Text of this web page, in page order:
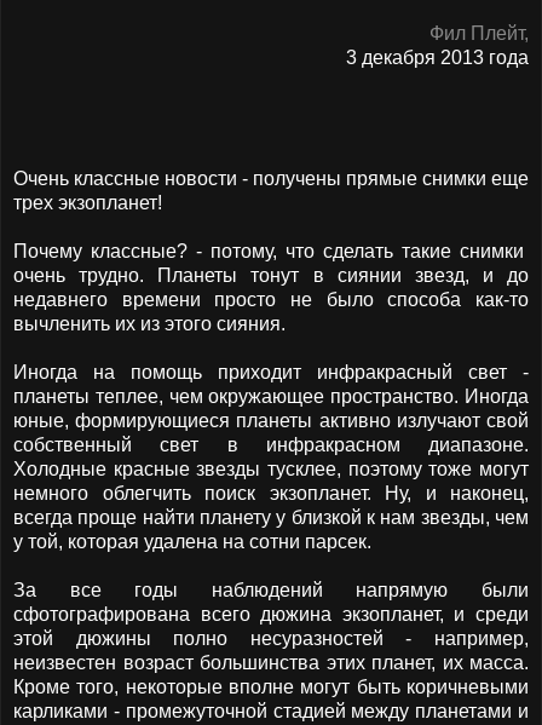
Фил Плейт,
3 декабря 2013 года
Очень классные новости - получены прямые снимки еще
трех экзопланет!
Почему классные? - потому, что сделать такие снимки
очень трудно. Планеты тонут в сиянии звезд, и до
недавнего времени просто не было способа как-то
вычленить их из этого сияния.
Иногда на помощь приходит инфракрасный свет -
планеты теплее, чем окружающее пространство. Иногда
юные, формирующиеся планеты активно излучают свой
собственный свет в инфракрасном диапазоне.
Холодные красные звезды тусклее, поэтому тоже могут
немного облегчить поиск экзопланет. Ну, и наконец,
всегда проще найти планету у близкой к нам звезды, чем
у той, которая удалена на сотни парсек.
За все годы наблюдений напрямую были
сфотографирована всего дюжина экзопланет, и среди
этой дюжины полно несуразностей - например,
неизвестен возраст большинства этих планет, их масса.
Кроме того, некоторые вполне могут быть коричневыми
карликами - промежуточной стадией между планетами и